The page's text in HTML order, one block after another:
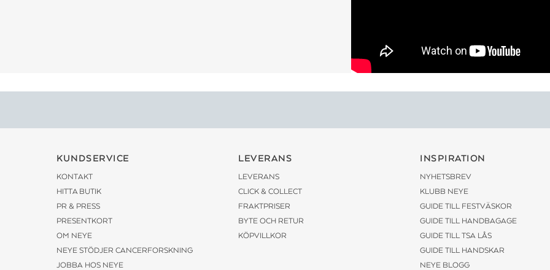
KUNDSERVICE
KONTAKT
HITTA BUTIK
PR & PRESS
PRESENTKORT
OM NEYE
NEYE STÖDJER CANCERFORSKNING
JOBBA HOS NEYE
LEVERANS
LEVERANS
CLICK & COLLECT
FRAKTPRISER
BYTE OCH RETUR
KÖPVILLKOR
INSPIRATION
NYHETSBREV
KLUBB NEYE
GUIDE TILL FESTVÄSKOR
GUIDE TILL HANDBAGAGE
GUIDE TILL TSA LÅS
GUIDE TILL HANDSKAR
NEYE BLOGG